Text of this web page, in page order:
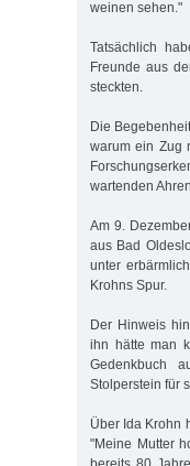
weinen sehen."
Tatsächlich
Freunde aus
steckten.
Die
warum ein Zug
wartenden
Am 9.
aus Bad
unter
Krohns Spur.
Der Hinweis
ihn hätte man
Gedenkbuch
Stolperstein für
Über Ida Krohn
"Meine Mutter